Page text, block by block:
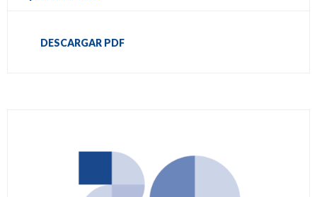
DESCARGAR PDF